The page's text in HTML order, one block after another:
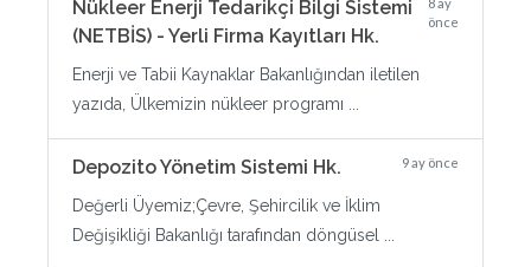
Nükleer Enerji Tedarikçi Bilgi Sistemi
(NETBİS) - Yerli Firma Kayıtları Hk.
önce
Enerji ve Tabii Kaynaklar Bakanlığından iletilen
yazıda, Ülkemizin nükleer programı ...
Depozito Yönetim Sistemi Hk. 9 ay önce
Değerli Üyemiz;Çevre, Şehircilik ve İklim
Değişikliği Bakanlığı tarafından döngüsel ...